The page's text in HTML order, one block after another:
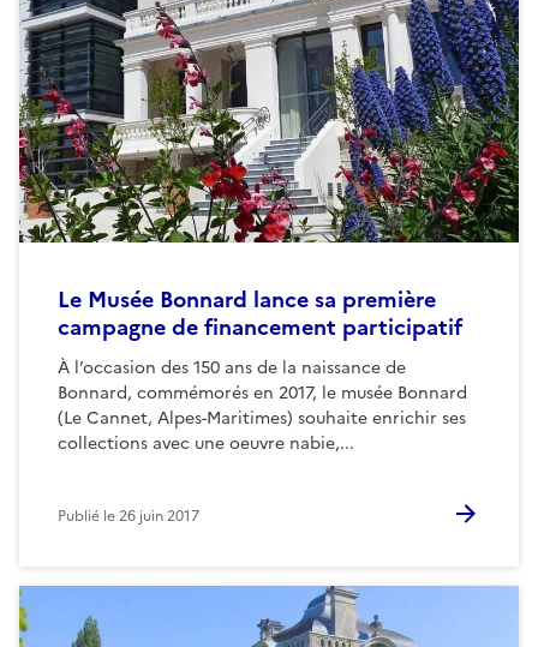
Le Musée Bonnard lance sa première
campagne de financement participatif
À l’occasion des 150 ans de la naissance de
Bonnard, commémorés en 2017, le musée Bonnard
(Le Cannet, Alpes-Maritimes) souhaite enrichir ses
collections avec une oeuvre nabie,...
Publié le26 juin 2017